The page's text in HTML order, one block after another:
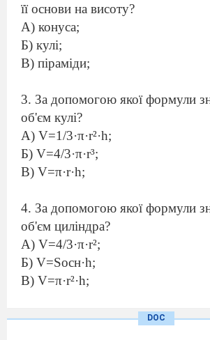
її основи на висоту?
А) конуса;
Б) кулі;
В) піраміди;
За допомогою якої формули
об'єм кулі?
А) V=1/3·π·r²·h;
Б) V=4/3·π·r³;
В) V=π·r·h;
За допомогою якої формули
об'єм циліндра?
А) V=4/3·π·r²;
Б) V=Socн·h;
В) V=π·r²·h;
Об'єм якої фігури знаходимо
DOC